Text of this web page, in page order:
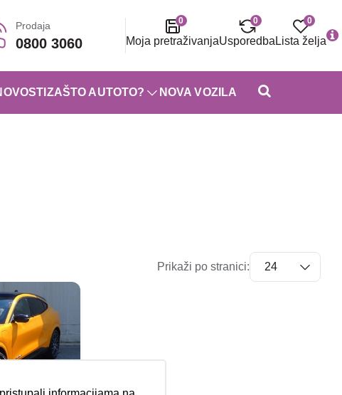
Prodaja
0800 3060
0
Moja pretraživanja
0
Usporedba
0
Lista želja
ZAŠTO AUTOTO? NOVA VOZILA
Prikaži po stranici: